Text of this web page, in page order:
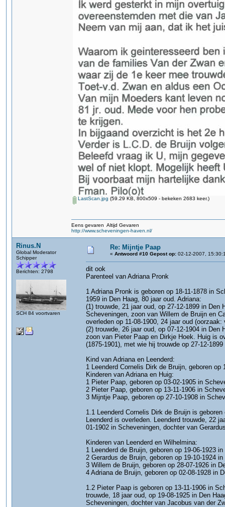
LastScan.jpg (59.29 KB, 800x509 - bekeken 2683 keer.)
Eens gevaren Altijd Gevaren
http://www.scheveningen-haven.nl/
Rinus.N
Global Moderator
Schipper
Berichten: 2798
SCH 84 voortvaren
Re: Mijntje Paap
« Antwoord #10 Gepost op: 02-12-2007,
dit ook
Parenteel van Adriana Pronk
1 Adriana Pronk is geboren op 18-11-1878 in
1959 in Den Haag, 80 jaar oud. Adriana:
(1) trouwde, 21 jaar oud, op 27-12-1899 in Den
Scheveningen, zoon van Willem de Bruijn en
overleden op 11-08-1900, 24 jaar oud
(2) trouwde, 26 jaar oud, op 07-12-1904 in
zoon van Pieter Paap en Dirkje Hoek. Huig is
(1875-1901), met wie hij trouwde op 27-12-
Kind van Adriana en Leenderd:
1 Leenderd Cornelis Dirk de Bruijn, geboren
Kinderen van Adriana en Huig:
1 Pieter Paap, geboren op 03-02-1905 in
2 Pieter Paap, geboren op 13-11-1906 in
3 Mijntje Paap, geboren op 27-10-1908 in
1.1 Leenderd Cornelis Dirk de Bruijn is
Leenderd is overleden. Leenderd trouwde, 22
01-1902 in Scheveningen, dochter van
Kinderen van Leenderd en Wilhelmina:
1 Leenderd de Bruijn, geboren op 19-06-1923
2 Gerardus de Bruijn, geboren op 19-10-1924 in
3 Willem de Bruijn, geboren op 28-07-1926 in
4 Adriana de Bruijn, geboren op 02-08-1928 in
1.2 Pieter Paap is geboren op 13-11-1906 in
trouwde, 18 jaar oud, op 19-08-1925 in Den
Scheveningen, dochter van Jacobus van der